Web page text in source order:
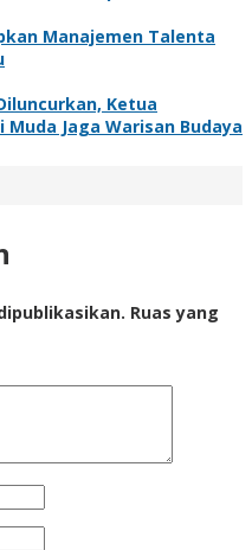
Manajemen Talenta
Ketua
Jaga Warisan Budaya
Ruas yang